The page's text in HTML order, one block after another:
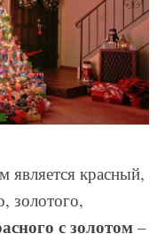
является красный,
золотого,
с золотом–